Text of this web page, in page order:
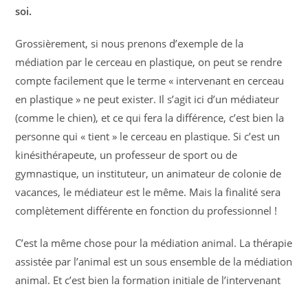
soi.
Grossièrement, si nous prenons d’exemple de la
médiation par le cerceau en plastique, on peut se rendre
compte facilement que le terme « intervenant en cerceau
en plastique » ne peut exister. Il s’agit ici d’un médiateur
(comme le chien), et ce qui fera la différence, c’est bien la
personne qui « tient » le cerceau en plastique. Si c’est un
kinésithérapeute, un professeur de sport ou de
gymnastique, un instituteur, un animateur de colonie de
vacances, le médiateur est le même. Mais la finalité sera
complètement différente en fonction du professionnel !
C’est la même chose pour la médiation animal. La thérapie
assistée par l’animal est un sous ensemble de la médiation
animal. Et c’est bien la formation initiale de l’intervenant